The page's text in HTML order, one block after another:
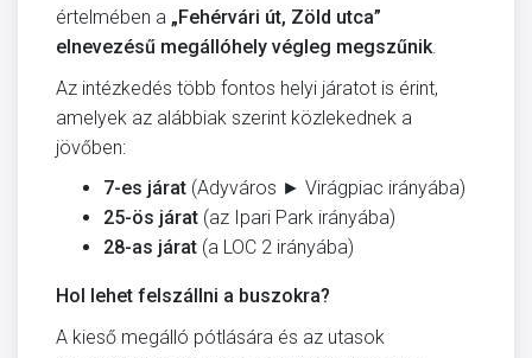
értelmében a „Fehérvári út, Zöld utca”
elnevezésű megállóhely végleg megszűnik.
Az intézkedés több fontos helyi járatot is érint,
amelyek az alábbiak szerint közlekednek a
jövőben:
7-es járat (Adyváros ► Virágpiac irányába)
25-ös járat (az Ipari Park irányába)
28-as járat (a LOC 2 irányába)
Hol lehet felszállni a buszokra?
A kieső megálló pótlására és az utasok